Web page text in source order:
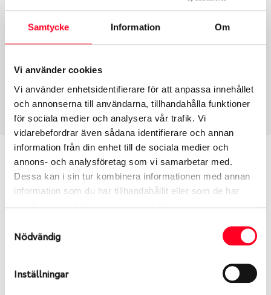
Samtycke Information Om
Vi använder cookies
Vi använder enhetsidentifierare för att anpassa innehållet
och annonserna till användarna, tillhandahålla funktioner
för sociala medier och analysera vår trafik. Vi
vidarebefordrar även sådana identifierare och annan
information från din enhet till de sociala medier och
annons- och analysföretag som vi samarbetar med.
Dessa kan i sin tur kombinera informationen med annan
information som du har tillhandahållit eller som de har
Nödvändig
Inställningar
Group
Fälg PV/C LM
Tum
18
30
Centre Diameter
139.7
Art nummer
13937
Passar denna fälg min bil?
Ange registreringsnummer för att se om den fälg
Ibland kan fälgen ha bytts ut under årens lopp och
inte vara samma dimension som bilen hade ut från